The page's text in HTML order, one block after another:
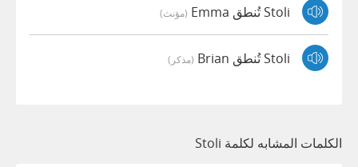
Stoli تُنطق Emma (مؤنث)
Stoli تُنطق Brian (مذكر)
الكلمات المشابه لكلمة Stoli